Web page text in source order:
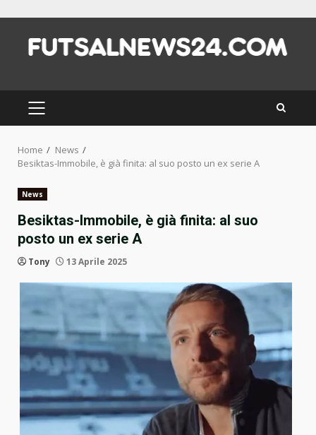
content
PRIMARY
MENU
Home
News
Besiktas-Immobile, è già finita: al suo posto un ex serie A
News
Besiktas-Immobile, è già finita: al suo
posto un ex serie A
Tony 13 Aprile 2025